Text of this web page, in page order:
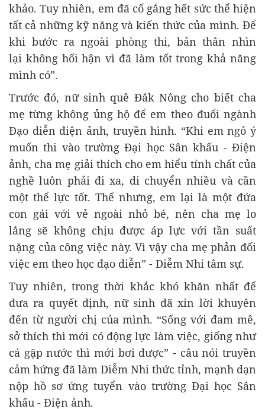
khảo. Tuy nhiên, em đã cố gắng hết sức thể hiện
tất cả những kỹ năng và kiến thức của mình. Để
khi bước ra ngoài phòng thi, bản thân nhìn
lại không hối hận vì đã làm tốt trong khả năng
mình có”.
Trước đó, nữ sinh quê Đắk Nông cho biết cha
mẹ từng không ủng hộ để em theo đuổi ngành
Đạo diễn điện ảnh, truyền hình. “Khi em ngỏ ý
muốn thi vào trường Đại học Sân khấu - Điện
ảnh, cha mẹ giải thích cho em hiểu tính chất của
nghề luôn phải đi xa, di chuyển nhiều và cần
một thể lực tốt. Thế nhưng, em lại là một đứa
con gái với vẻ ngoài nhỏ bé, nên cha mẹ lo
lắng sẽ không chịu được áp lực với tần suất
nặng của công việc này. Vì vậy cha mẹ phản đối
việc em theo học đạo diễn” - Diễm Nhi tâm sự.
Tuy nhiên, trong thời khắc khó khăn nhất để
đưa ra quyết định, nữ sinh đã xin lời khuyên
đến từ người chị của mình. “Sống với đam mê,
sở thích thì mới có động lực làm việc, giống như
cá gặp nước thì mới bơi được” - câu nói truyền
cảm hứng đã làm Diễm Nhi thức tỉnh, mạnh dạn
nộp hồ sơ ứng tuyển vào trường Đại học Sân
khấu - Điện ảnh.